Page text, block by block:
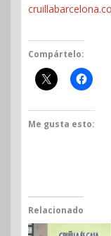
Compártelo:
Me gusta esto:
Relacionado